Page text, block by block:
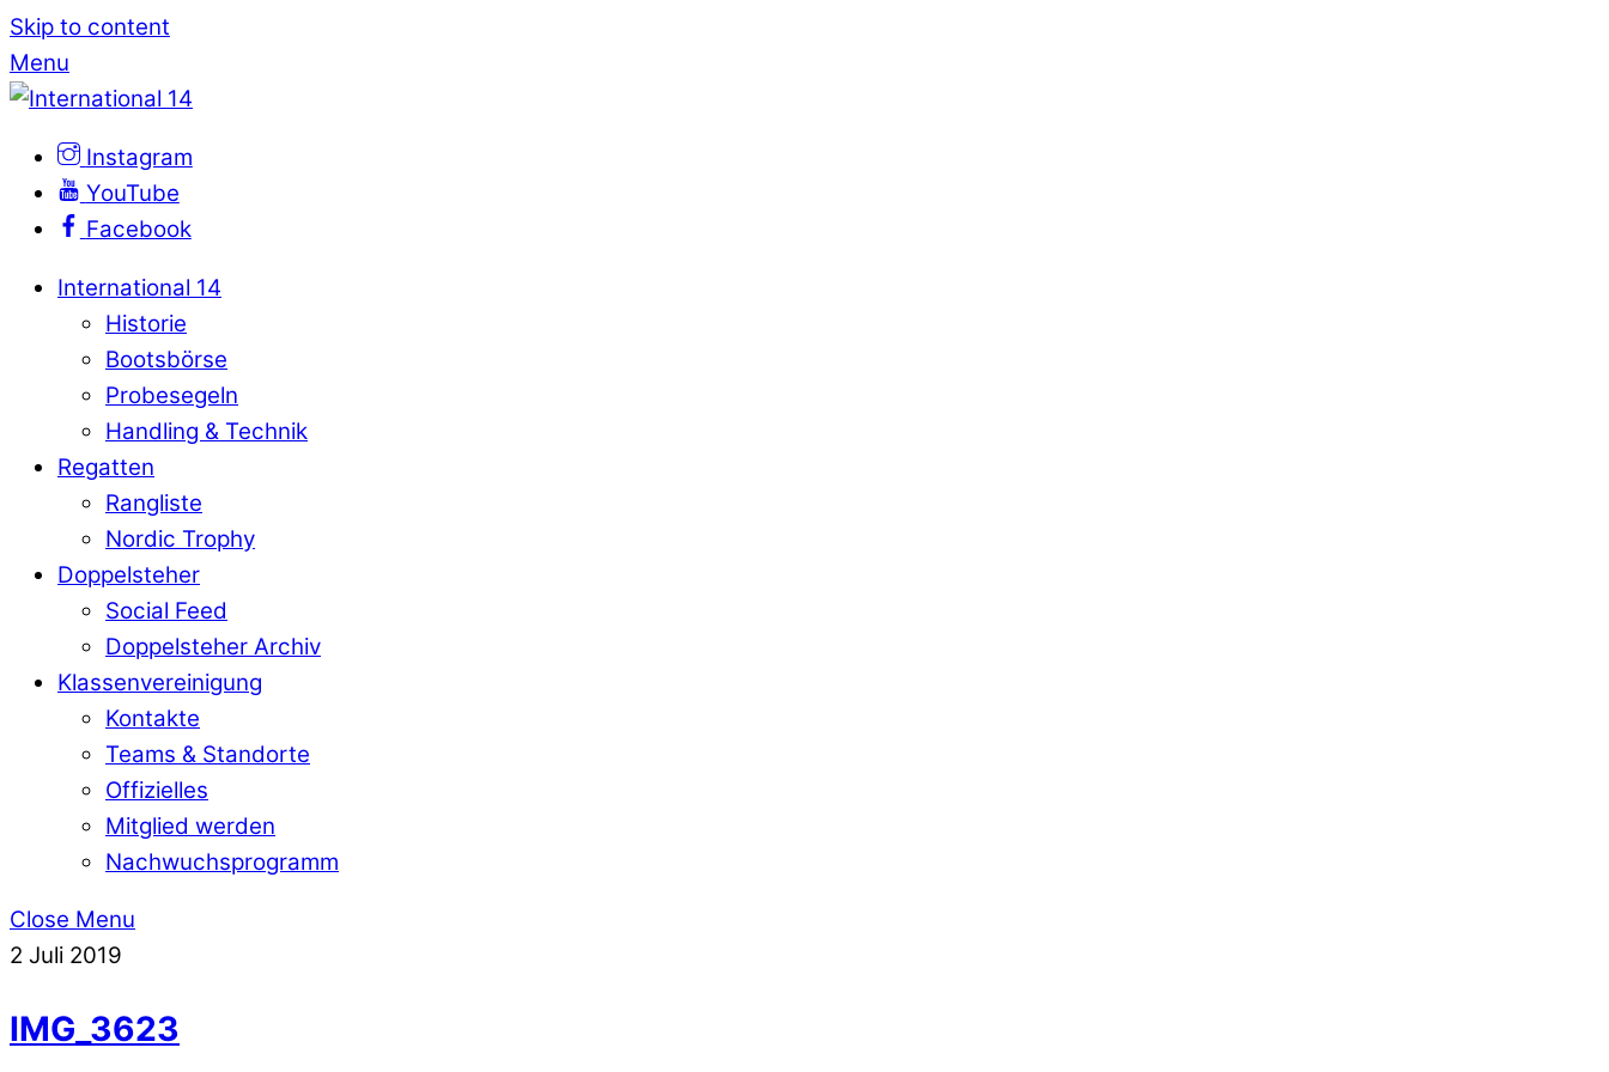
Skip to content
Menu
Instagram
YouTube
Facebook
International 14
Historie
Bootsbörse
Probesegeln
Handling & Technik
Regatten
Rangliste
Nordic Trophy
Doppelsteher
Social Feed
Doppelsteher Archiv
Klassenvereinigung
Kontakte
Teams & Standorte
Offizielles
Mitglied werden
Nachwuchsprogramm
Close Menu
2 Juli 2019
IMG_3623